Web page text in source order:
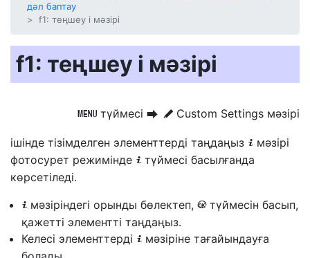
дәл баптау
f1: теңшеу i мәзірі
f1: теңшеу i мәзірі
G түймесі U A Custom Settings мәзірі
ішінде тізімделген элементтерді таңдаңыз i мәзірі
фотосурет режимінде i түймесі басылғанда
көрсетіледі.
i мәзіріндегі орынды бөлектеп, J түймесін басып,
қажетті элементті таңдаңыз.
Келесі элементтерді i мәзіріне тағайындауға